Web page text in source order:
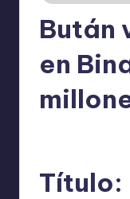
Bután
en
Título: